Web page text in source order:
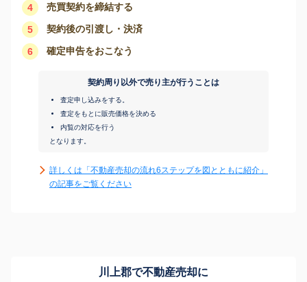
4 売買契約を締結する
5 契約後の引渡し・決済
6 確定申告をおこなう
契約周り以外で売り主が行うことは
査定申し込みをする。
査定をもとに販売価格を決める
内覧の対応を行う
となります。
詳しくは「不動産売却の流れ6ステップを図とともに紹介」
の記事をご覧ください
川上郡で不動産売却に